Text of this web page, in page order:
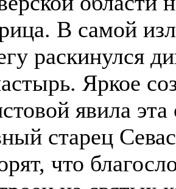
В самой
раскинулся
Яркое
явила
старец
что